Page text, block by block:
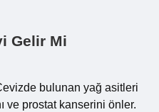
Gelir Mi
bulunan yağ asitleri
ve prostat kanserini önler.